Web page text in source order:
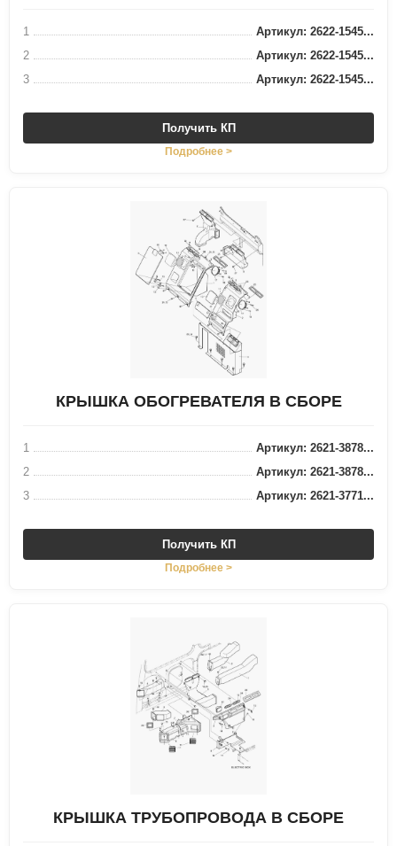
1
Артикул: 2622-1545...
2
Артикул: 2622-1545...
3
Артикул: 2622-1545...
Получить КП
Подробнее >
КРЫШКА ОБОГРЕВАТЕЛЯ В СБОРЕ
1
Артикул: 2621-3878...
2
Артикул: 2621-3878...
3
Артикул: 2621-3771...
Получить КП
Подробнее >
КРЫШКА ТРУБОПРОВОДА В СБОРЕ